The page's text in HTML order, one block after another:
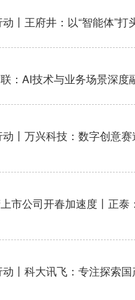
丨王府井：以“智能体”
：AI技术与业务场景深
丨万兴科技：数字创意赛
市公司开春加速度丨正
丨科大讯飞：专注探索